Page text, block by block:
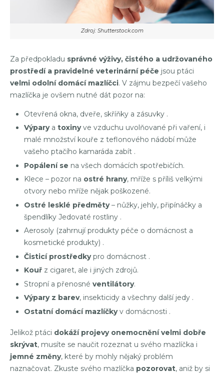
Zdroj: Shutterstock.com
Za předpokladu správné výživy, čistého a udržovaného
prostředí a pravidelné veterinární péče jsou ptáci
velmi odolní domácí mazlíčci. V zájmu bezpečí vašeho
mazlíčka je ovšem nutné dát pozor na:
Otevřená okna, dveře, skříňky a zásuvky .
Výpary a toxinyve vzduchu uvolňované při vaření, i
malé množství kouře z teflonového nádobí může
vašeho ptačího kamaráda zabít .
Popálení se na všech domácích spotřebičích.
Klece – pozor na ostré hrany, mříže s příliš velkými
otvory nebo mříže nějak poškozené.
Ostré lesklé předměty– nůžky, jehly, připínáčky a
špendlíky Jedovaté rostliny .
Aerosoly (zahrnují produkty péče o domácnost a
kosmetické produkty) .
Čisticí prostředkypro domácnost .
Kouř z cigaret, ale i jiných zdrojů.
Stropní a přenosné ventilátory.
Výpary z barev, insekticidy a všechny další jedy .
Ostatní domácí mazlíčkyv domácnosti .
Jelikož ptáci dokáží projevy onemocnění velmi dobře
skrývat, musíte se naučit rozeznat u svého mazlíčka i
jemné změny, které by mohly nějaký problém
naznačovat. Zkuste svého mazlíčka pozorovat, aniž by si